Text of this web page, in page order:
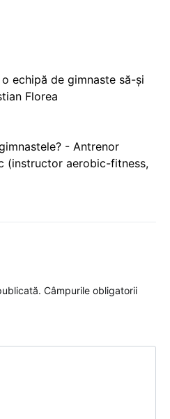
echipă de gimnaste să-şi
Florea
- Antrenor
(instructor aerobic-fitness,
Câmpurile obligatorii